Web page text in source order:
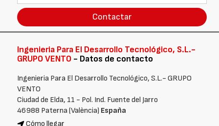
Contactar
Ingenieria Para El Desarrollo Tecnológico, S.L.-
GRUPO VENTO - Datos de contacto
Ingenieria Para El Desarrollo Tecnológico, S.L.- GRUPO
VENTO
Ciudad de Elda, 11 - Pol. Ind. Fuente del Jarro
46988 Paterna (València) España
Cómo llegar